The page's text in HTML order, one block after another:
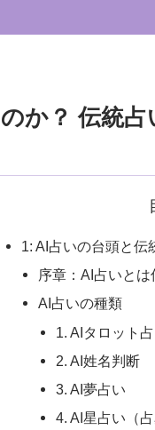
か？ 伝統占
1: AI占いの台頭と伝
序章：AI占いとは
AI占いの種類
1. AIタロット
2. AI姓名判断
3. AI夢占い
4. AI星占い（占